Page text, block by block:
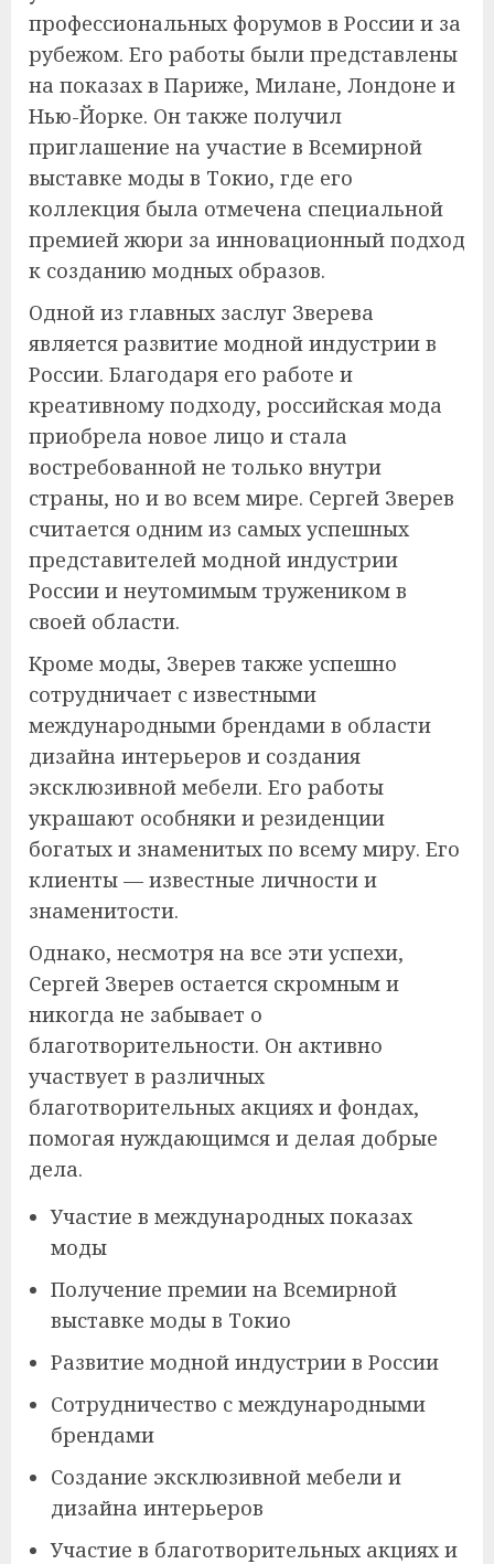
профессиональных форумов в России и за
рубежом. Его работы были представлены
на показах в Париже, Милане, Лондоне и
Нью-Йорке. Он также получил
приглашение на участие в Всемирной
выставке моды в Токио, где его
коллекция была отмечена специальной
премией жюри за инновационный подход
к созданию модных образов.
Одной из главных заслуг Зверева
является развитие модной индустрии в
России. Благодаря его работе и
креативному подходу, российская мода
приобрела новое лицо и стала
востребованной не только внутри
страны, но и во всем мире. Сергей Зверев
считается одним из самых успешных
представителей модной индустрии
России и неутомимым тружеником в
своей области.
Кроме моды, Зверев также успешно
сотрудничает с известными
международными брендами в области
дизайна интерьеров и создания
эксклюзивной мебели. Его работы
украшают особняки и резиденции
богатых и знаменитых по всему миру. Его
клиенты — известные личности и
знаменитости.
Однако, несмотря на все эти успехи,
Сергей Зверев остается скромным и
никогда не забывает о
благотворительности. Он активно
участвует в различных
благотворительных акциях и фондах,
помогая нуждающимся и делая добрые
дела.
Участие в международных показах
моды
Получение премии на Всемирной
выставке моды в Токио
Развитие модной индустрии в России
Сотрудничество с международными
брендами
Создание эксклюзивной мебели и
дизайна интерьеров
Участие в благотворительных акциях и